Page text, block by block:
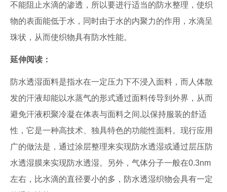
不能阻止水滴的渗透，所以要进行适当的防水整理，使织
物的表面能低于水，同时由于水的内聚力的作用，水滴呈
珠状，从而使织物具有防水性能。
延伸阅读：
防水透湿面料是指水在一定压力下不浸入面料，而人体散
发的汗液却能以水蒸气的形式通过面料传导到外界，从而
避免汗液积聚冷凝在体表与面料之间,以保持服装的舒适
性，它是一种高技术、独具特色的功能性面料。现行应用
广的做法是，通过涂层整理来实现防水透湿或通过层压防
水透湿膜来实现防水透湿。另外，气体分子一般在0.3nm
左右，比水滴的直径要小的多，防水透湿织物会具有一定